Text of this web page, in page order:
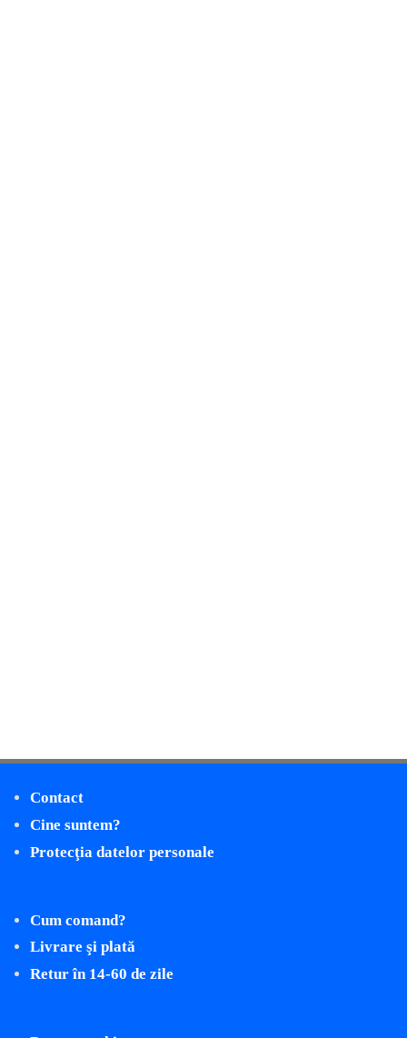
Contact
Cine suntem?
Protecţia datelor personale
Cum comand?
Livrare şi plată
Retur în 14-60 de zile